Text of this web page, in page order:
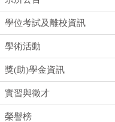
學位考試及離校資訊
學術活動
獎(助)學金資訊
實習與徵才
榮譽榜